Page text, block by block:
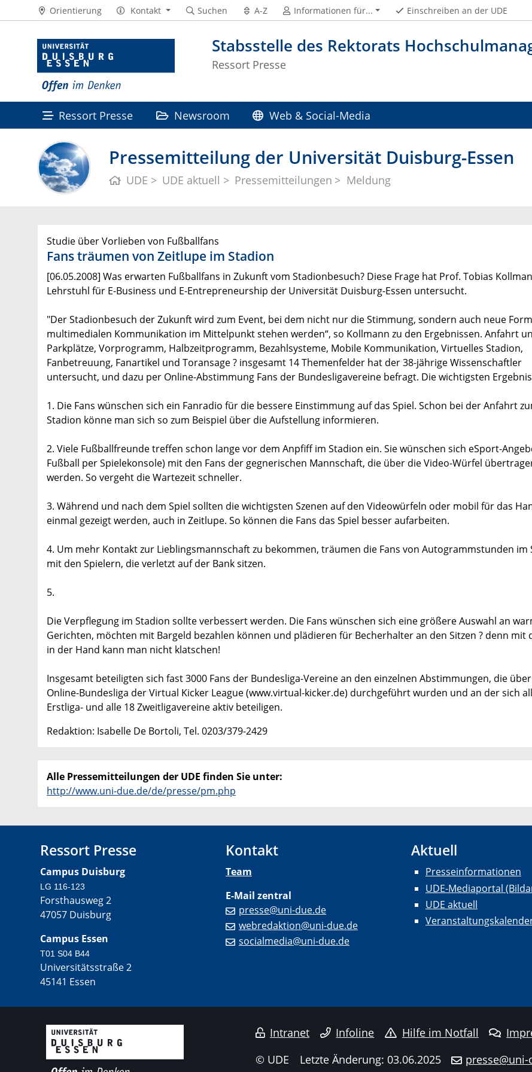
Stabsstelle des Rektorats
Ressort Presse
Orientierung Kontakt Suchen A-Z Informationen für... Einschreiben an der UDE
Ressort Presse Newsroom Web & Social-Media
Pressemitteilung der Universität Duisburg-Essen
UDE UDE aktuell Pressemitteilungen Meldung
Studie über Vorlieben von Fußballfans
Fans träumen von Zeitlupe im Stadion
[06.05.2008] Was erwarten Fußballfans in Zukunft vom Stadionbesuch? Diese Frage hat Prof. Tobias
Lehrstuhl für E-Business und E-Entrepreneurship der Universität Duisburg-Essen untersucht.
"Der Stadionbesuch der Zukunft wird zum Event, bei dem nicht nur die Stimmung, sondern auch neue
multimedialen Kommunikation im Mittelpunkt stehen werden“, so Kollmann zu den Ergebnissen. Anfahrt
Parkplätze, Vorprogramm, Halbzeitprogramm, Bezahlsysteme, Mobile Kommunikation, Virtuelles Stadion,
Fanbetreuung, Fanartikel und Toransage ? insgesamt 14 Themenfelder hat der 38-jährige Wissenschaftler
untersucht, und dazu per Online-Abstimmung Fans der Bundesligavereine befragt. Die wichtigsten
1. Die Fans wünschen sich ein Fanradio für die bessere Einstimmung auf das Spiel. Schon bei der Anfahrt
Stadion könne man sich so zum Beispiel über die Aufstellung informieren.
2. Viele Fußballfreunde treffen schon lange vor dem Anpfiff im Stadion ein. Sie wünschen sich eSport-
Fußball per Spielekonsole) mit den Fans der gegnerischen Mannschaft, die über die Video-Würfel
werden. So vergeht die Wartezeit schneller.
3. Während und nach dem Spiel sollten die wichtigsten Szenen auf den Videowürfeln oder mobil für das
einmal gezeigt werden, auch in Zeitlupe. So können die Fans das Spiel besser aufarbeiten.
4. Um mehr Kontakt zur Lieblingsmannschaft zu bekommen, träumen die Fans von Autogrammstunden im
mit den Spielern, die verletzt auf der Bank sitzen.
5.
Die Verpflegung im Stadion sollte verbessert werden. Die Fans wünschen sich eine größere Auswahl an
Gerichten, möchten mit Bargeld bezahlen können und plädieren für Becherhalter an den Sitzen ? denn mit
in der Hand kann man nicht klatschen!
Insgesamt beteiligten sich fast 3000 Fans der Bundesliga-Vereine an den einzelnen Abstimmungen, die
Online-Bundesliga der Virtual Kicker League (www.virtual-kicker.de) durchgeführt wurden und an der sich
Erstliga- und alle 18 Zweitligavereine aktiv beteiligen.
Redaktion: Isabelle De Bortoli, Tel. 0203/379-2429
Alle Pressemitteilungen der UDE finden Sie unter:
http://www.uni-due.de/de/presse/pm.php
Ressort Presse
Campus Duisburg
LG 116-123
Forsthausweg 2
47057 Duisburg
Campus Essen
T01 S04 B44
Universitätsstraße 2
45141 Essen
Kontakt
Team
E-Mail zentral
presse@uni-due.de
webredaktion@uni-due.de
socialmedia@uni-due.de
Aktuell
Presseinformationen
UDE-Mediaportal
UDE aktuell
Intranet Infoline Hilfe im Notfall
© UDE
Letzte Änderung: 03.06.2025